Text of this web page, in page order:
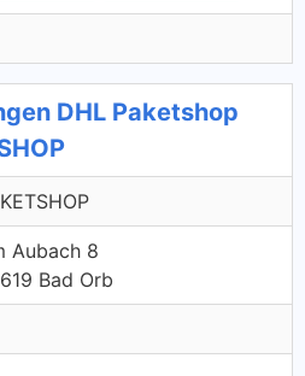
DHL Paketshop
Aubach 8
Bad Orb